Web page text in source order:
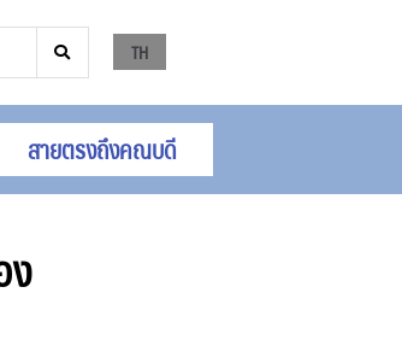
TH
สายตรงถึงคณบดี